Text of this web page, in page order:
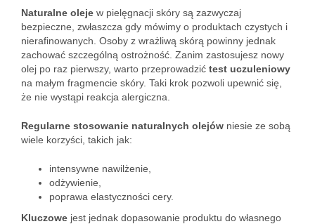
Naturalne oleje w pielęgnacji skóry są zazwyczaj
bezpieczne, zwłaszcza gdy mówimy o produktach czystych i
nierafinowanych. Osoby z wrażliwą skórą powinny jednak
zachować szczególną ostrożność. Zanim zastosujesz nowy
olej po raz pierwszy, warto przeprowadzić test uczuleniowy
na małym fragmencie skóry. Taki krok pozwoli upewnić się,
że nie wystąpi reakcja alergiczna.
Regularne stosowanie naturalnych olejów niesie ze sobą
wiele korzyści, takich jak:
intensywne nawilżenie,
odżywienie,
poprawa elastyczności cery.
Kluczowe jest jednak dopasowanie produktu do własnego